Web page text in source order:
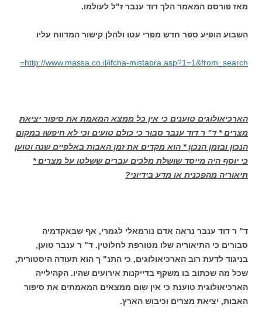
מאז פורסם המאמר הלך דוד ענבר ז"ל לעולמו.
השבוע הופיע ספר חדש מפרי עטו ולהלן קישור המדווח עליו
http://www.massa.co.il/ifcha-mistabra.asp?1=1&from_search=
הארכיאולוגים טוענים כי אין כל ממצא המאמת את סיפור יציאת
מצרים * ד" ר דוד ענבר סבור כי כולם טועים וכי לא חיפשו במקום
הנכון ובזמן הנכון * הוא מקדים את זמן האבות באלפיים שנה וטוען
כי יוסף היה מייסד שושלת מלכים עברים ששלטו על מצרים *
תיאוריה מהפכנית או מדע בידיוני?
ד" ר דוד ענבר נראה אדם נורמאלי לגמרי, אף שבאקדמיה
סבורים כי התיאוריה שלו מטורפת לחלוטין. ד" ר ענבר טוען,
בניגוד לדעת רוב הארכיאולוגים, כי התנ" ך הוא תעודה היסטורית,
שכל מה שכתוב בו משקף בדייקנות אירועים שהיו. הקהילייה
הארכיאולוגית טוענת כי אין שום ממצאים המאמתים את סיפור
האבות, יציאת מצרים וכיבוש הארץ.